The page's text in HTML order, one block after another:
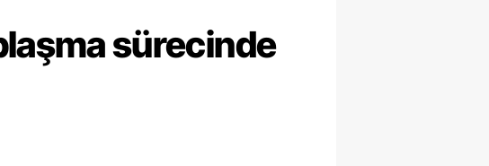
sürecinde